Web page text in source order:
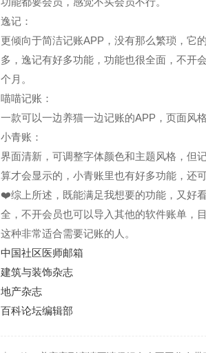
逸记：
更倾向于简洁记账APP，没有那么繁琐，它
多，逸记有好多功能，功能也很全面，不开
个月。
喵喵记账：
一款可以一边养猫一边记账的APP，页面风
小青账：
界面清新，可调整字体颜色和主题风格，但
算才会显示的，小青账里也有好多功能，还
❤️综上所述，既能满足我想要的功能，又好
全，不开会员也可以导入其他的软件账单，
这种非常适合需要记账的人。
中国社区医师邮箱
建筑与装饰杂志
地产杂志
百科论坛编辑部